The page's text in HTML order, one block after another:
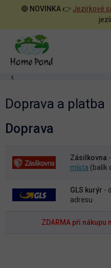
🔵 NOVINKA 👉 Jezírkové
Doprava a platba
Doprava
Zásilkovna -
místa (balík
GLS kurýr -
adresu
ZDARMA při nákupu